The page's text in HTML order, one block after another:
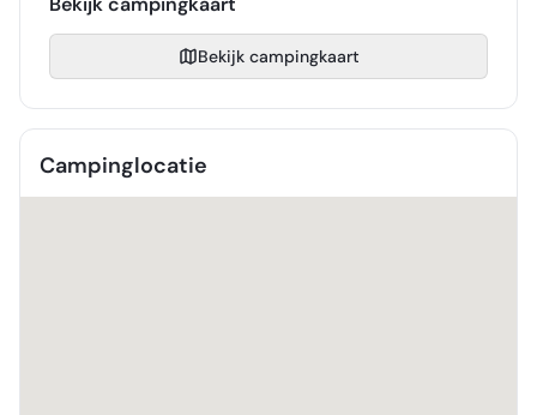
Bekijk campingkaart
Campinglocatie